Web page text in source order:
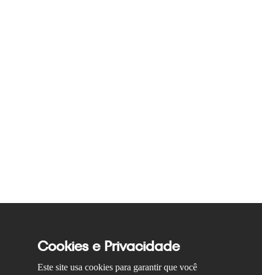
Cookies e Privacidade
Este site usa cookies para garantir que você